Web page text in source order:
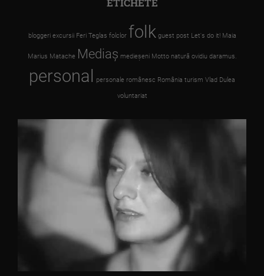
ETICHETE
bloggeri excursii Feri Teglas folclor folk guest post Let's do it! Maia
Marius Matache Mediaş medieşeni Motto natură ovidiu daramus.
personal personale românesc România turism Vlad Dulea
voluntariat